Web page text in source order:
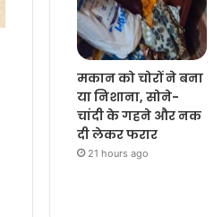
मकान को चोरों ने बना
या निशाना, सोने-
चांदी के गहने और नक
दी लेकर फरार
21 hours ago